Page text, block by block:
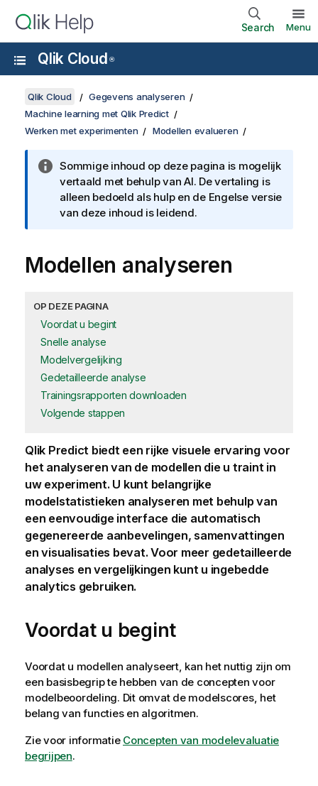
Search Menu
Qlik Cloud ®
Qlik Cloud
Gegevens analyseren
Machine learning met Qlik Predict
Werken met experimenten
Modellen evalueren
Sommige inhoud op deze pagina is mogelijk
vertaald met behulp van AI. De vertaling is
alleen bedoeld als hulp en de Engelse versie
van deze inhoud is leidend.
Modellen analyseren
OP DEZE PAGINA
Voordat u begint
Snelle analyse
Modelvergelijking
Gedetailleerde analyse
Trainingsrapporten downloaden
Volgende stappen
Qlik Predict biedt een rijke visuele ervaring voor
het analyseren van de modellen die u traint in
uw experiment. U kunt belangrijke
modelstatistieken analyseren met behulp van
een eenvoudige interface die automatisch
gegenereerde aanbevelingen, samenvattingen
en visualisaties bevat. Voor meer gedetailleerde
analyses en vergelijkingen kunt u ingebedde
analytics gebruiken.
Voordat u begint
Voordat u modellen analyseert, kan het nuttig zijn om
een basisbegrip te hebben van de concepten voor
modelbeoordeling. Dit omvat de modelscores, het
belang van functies en algoritmen.
Zie voor informatie Concepten van modelevaluatie
begrijpen.